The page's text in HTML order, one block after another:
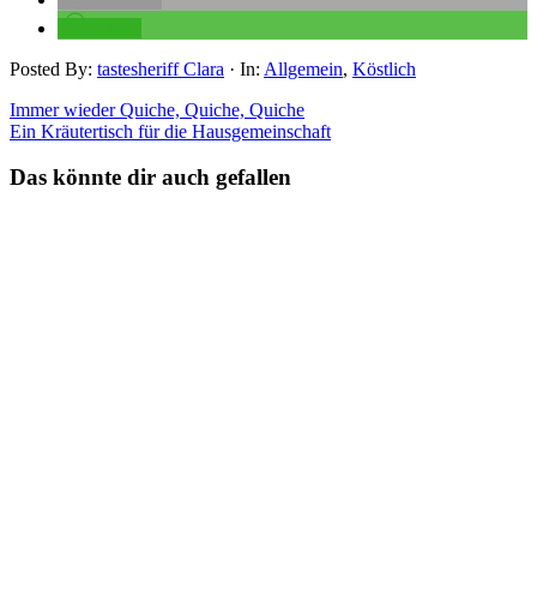
Posted By: tastesheriff Clara · In: Allgemein, Köstlich
Immer wieder Quiche, Quiche, Quiche
Ein Kräutertisch für die Hausgemeinschaft
Das könnte dir auch gefallen